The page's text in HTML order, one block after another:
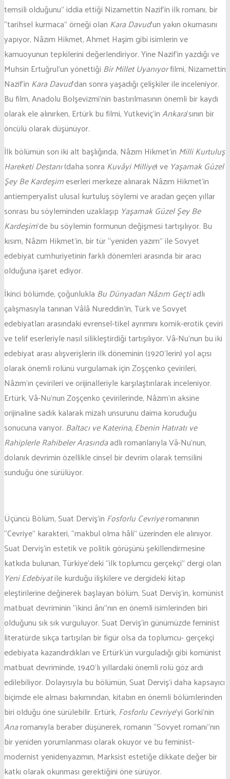
temsili olduğunu” iddia ettiği Nizamettin Nazif’in ilk romanı, bir
“tarihsel kurmaca” örneği olan Kara Davud’un yakın okumasını
yapıyor, Nâzım Hikmet, Ahmet Haşim gibi isimlerin ve
kamuoyunun tepkilerini değerlendiriyor. Yine Nazif’in yazdığı ve
Muhsin Ertuğrul’un yönettiği Bir Millet Uyanıyorfilmi, Nizamettin
Nazif’in Kara Davud’dan sonra yaşadığı çelişkiler ile inceleniyor.
Bu film, Anadolu Bolşevizmi’nin bastırılmasının önemli bir kaydı
olarak ele alınırken, Ertürk bu filmi, Yutkeviç’inAnkara’sının bir
öncülü olarak düşünüyor.
İlk bölümün son iki alt başlığında, Nâzım Hikmet’in Milli Kurtuluş
Hareketi Destanı(daha sonra Kuvâyi Milliye) ve Yaşamak Güzel
Şey Be Kardeşimeserleri merkeze alınarak Nâzım Hikmet’in
antiemperyalist ulusal kurtuluş söylemi ve aradan geçen yıllar
sonrası bu söyleminden uzaklaşıp Yaşamak Güzel Şey Be
Kardeşim’de bu söylemin formunun değişmesi tartışılıyor. Bu
kısım, Nâzım Hikmet’in, bir tür “yeniden yazım” ile Sovyet
edebiyat cumhuriyetinin farklı dönemleri arasında bir aracı
olduğuna işaret ediyor.
İkinci bölümde, çoğunlukla Bu Dünyadan Nâzım Geçtiadlı
çalışmasıyla tanınan Vâlâ Nureddin’in, Türk ve Sovyet
edebiyatları arasındaki evrensel-tikel ayrımını komik-erotik çeviri
ve telif eserleriyle nasıl silikleştirdiği tartışılıyor. Vâ-Nu’nun bu iki
edebiyat arası alışverişlerin ilk döneminin (1920’lerin) yol açısı
olarak önemli rolünü vurgulamak için Zoşçenko çevirileri,
Nâzım’ın çevirileri ve orijinalleriyle karşılaştırılarak inceleniyor.
Ertürk, Vâ-Nu’nun Zoşçenko çevirilerinde, Nâzım’ın aksine
orijinaline sadık kalarak mizah unsurunu daima koruduğu
sonucuna varıyor. Baltacı ve Katerina, Ebenin Hatıratı ve
Rahiplerle Rahibeler Arasındaadlı romanlarıyla Vâ-Nu’nun,
dolanık devrimin özellikle cinsel bir devrim olarak temsilini
sunduğu öne sürülüyor.
Üçüncü Bölüm, Suat Derviş’in Fosforlu Cevriyeromanının
“Cevriye” karakteri, “makbul olma hâli” üzerinden ele alınıyor.
Suat Derviş’in estetik ve politik görüşünü şekillendirmesine
katkıda bulunan, Türkiye’deki “ilk toplumcu gerçekçi” dergi olan
Yeni Edebiyatile kurduğu ilişkilere ve dergideki kitap
eleştirilerine değinerek başlayan bölüm, Suat Derviş’in, komünist
matbuat devriminin “ikinci ânı”nın en önemli isimlerinden biri
olduğunu sık sık vurguluyor. Suat Derviş’in günümüzde feminist
literatürde sıkça tartışılan bir figür olsa da toplumcu- gerçekçi
edebiyata kazandırdıkları ve Ertürk’ün vurguladığı gibi komünist
matbuat devriminde, 1940’lı yıllardaki önemli rolü göz ardı
edilebiliyor. Dolayısıyla bu bölümün, Suat Derviş’i daha kapsayıcı
biçimde ele alması bakımından, kitabın en önemli bölümlerinden
biri olduğu öne sürülebilir. Ertürk, Fosforlu Cevriye’yi Gorki’nin
Anaromanıyla beraber düşünerek, romanın “Sovyet romanı”nın
bir yeniden yorumlanması olarak okuyor ve bu feminist-
modernist yenidenyazımın, Marksist estetiğe dikkate değer bir
katkı olarak okunması gerektiğini öne sürüyor.